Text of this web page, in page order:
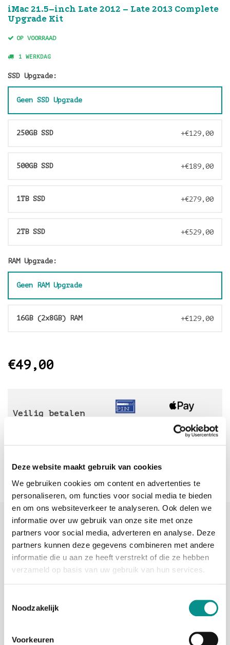
Deze website maakt gebruik van cookies
We gebruiken cookies om content en advertenties te
personaliseren, om functies voor social media te bieden
en om ons websiteverkeer te analyseren. Ook delen we
informatie over uw gebruik van onze site met onze
partners voor social media, adverteren en analyse. Deze
partners kunnen deze gegevens combineren met andere
informatie die u aan ze heeft verstrekt of die ze hebben
verzameld op basis van uw gebruik van hun services.
Noodzakelijk
Voorkeuren
iMac 21.5–inch Late 2012 – Late 2013 Complete
Upgrade Kit
OP VOORRAAD
1 WERKDAG
SSD Upgrade:
Geen SSD Upgrade
250GB SSD +€129,00
500GB SSD +€189,00
1TB SSD +€279,00
2TB SSD +€529,00
RAM Upgrade:
Geen RAM Upgrade
16GB (2x8GB) RAM +€129,00
€49,00
Veilig betalen
Sinds 2006 uw Mac specialist
Vandaag besteld, morgen in huis